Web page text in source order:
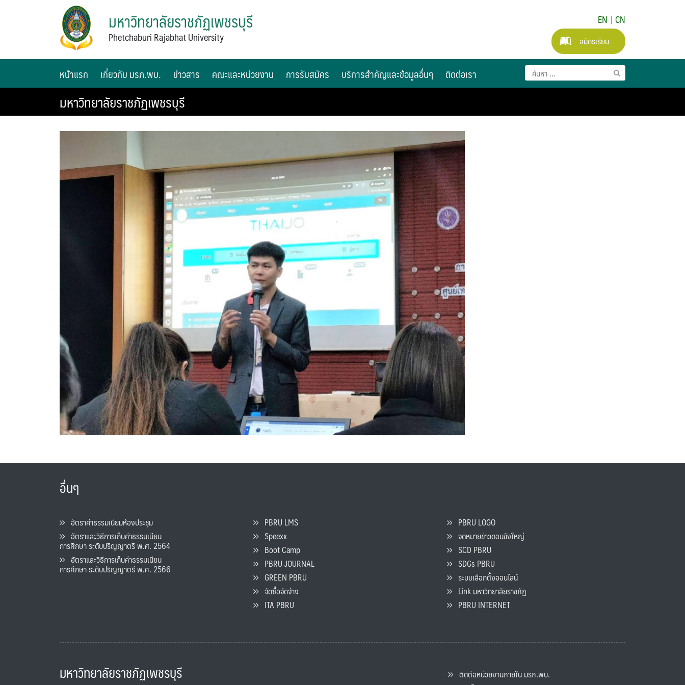
มหาวิทยาลัยราชภัฏเพชรบุรี
Phetchaburi Rajabhat University
EN | CN
สมัครเรียน
หน้าแรก เกี่ยวกับ มรภ.พบ. ข่าวสาร คณะและหน่วยงาน การรับสมัคร บริการสำคัญและข้อมูลอื่นๆ ติดต่อเรา
มหาวิทยาลัยราชภัฏเพชรบุรี
อื่นๆ
อัตราค่าธรรมเนียมห้องประชุม
อัตราและวิธีการเก็บค่าธรรมเนียน
การศึกษา ระดับปริญญาตรี พ.ศ. 2564
อัตราและวิธีการเก็บค่าธรรมเนียน
การศึกษา ระดับปริญญาตรี พ.ศ. 2566
PBRU LMS
Speexx
Boot Camp
PBRU JOURNAL
GREEN PBRU
จัดซื้อจัดจ้าง
ITA PBRU
PBRU LOGO
จดหมายข่าวดอนขังใหญ่
SCD PBRU
SDGs PBRU
ระบบเลือกตั้งออนไลน์
Link มหาวิทยาลัยราชภัฏ
PBRU INTERNET
มหาวิทยาลัยราชภัฏเพชรบุรี
ติดต่อหน่วยงานภายใน มรภ.พบ.